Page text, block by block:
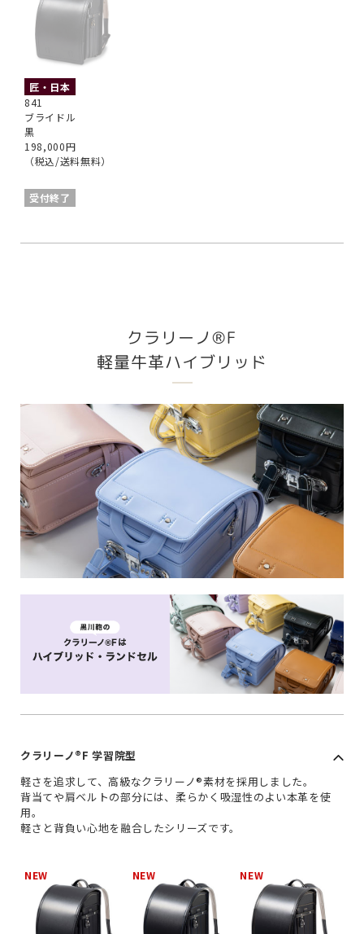
匠・日本
841
ブライドル
黒
198,000円
（税込/送料無料）
受付終了
クラリーノ®︎F
軽量牛革ハイブリッド
クラリーノ®︎F 学習院型
軽さを追求して、高級なクラリーノ®素材を採用しました。
背当てや肩ベルトの部分には、柔らかく吸湿性のよい本革を使
用。
軽さと背負い心地を融合したシリーズです。
NEW NEW NEW